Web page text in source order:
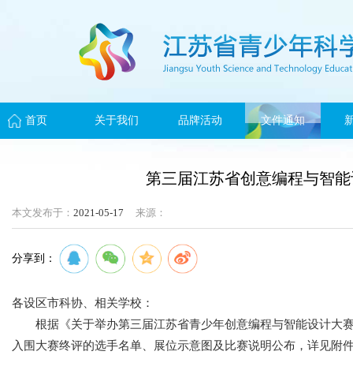
首页 关于我们 品牌活动 文件通知
第三届江苏省创意编程与智
本文发布于： 2021-05-17 来源：
分享到：
各设区市科协、相关学校：
根据《关于举办第三届江苏省青少年创意编程与智能设计大
入围大赛终评的选手名单、展位示意图及比赛说明公布，详见附